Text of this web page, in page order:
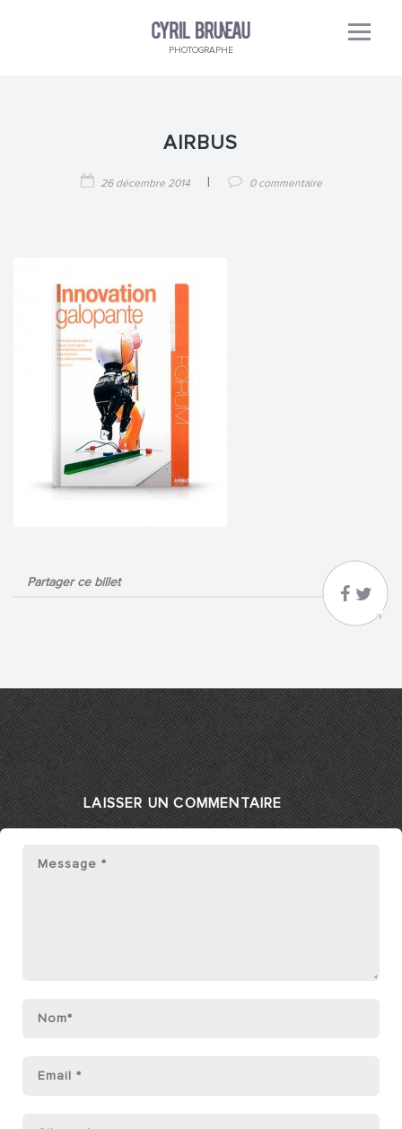
PHOTOGRAPHE
AIRBUS
26 décembre 2014 0 commentaire
Partager ce billet
LAISSER UN COMMENTAIRE